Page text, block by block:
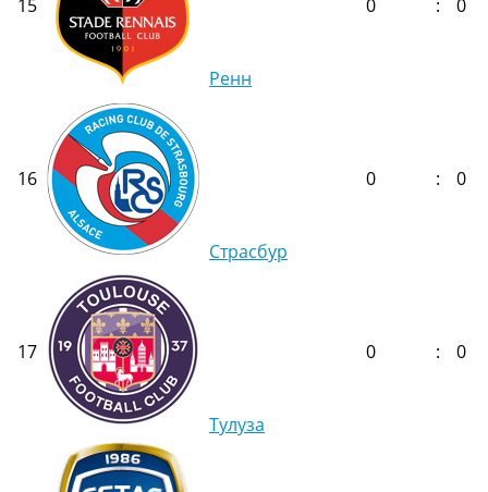
15
Ренн
0 : 0
16
Страсбур
0 : 0
17
Тулуза
0 : 0